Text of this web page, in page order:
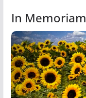
In Memoriam